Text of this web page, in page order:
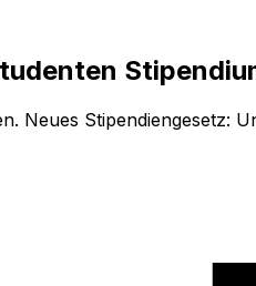
Neues Stipendiengesetz: